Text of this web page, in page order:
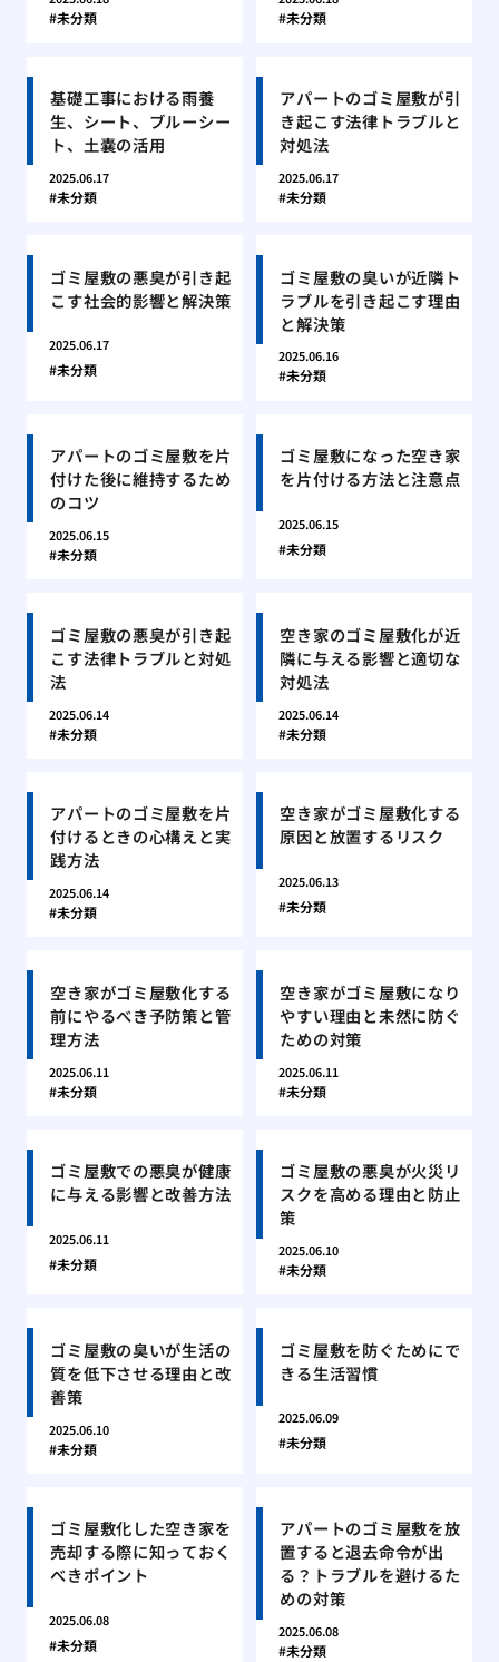
未分類 未分類
基礎工事における雨養
生、シート、ブルーシー
ト、土嚢の活用
2025.06.17
未分類
アパートのゴミ屋敷が引
き起こす法律トラブルと
対処法
2025.06.17
未分類
ゴミ屋敷の悪臭が引き起
こす社会的影響と解決策
2025.06.17
未分類
ゴミ屋敷の臭いが近隣ト
ラブルを引き起こす理由
と解決策
2025.06.16
未分類
アパートのゴミ屋敷を片
付けた後に維持するため
のコツ
2025.06.15
未分類
ゴミ屋敷になった空き家
を片付ける方法と注意点
2025.06.15
未分類
ゴミ屋敷の悪臭が引き起
こす法律トラブルと対処
法
2025.06.14
未分類
空き家のゴミ屋敷化が近
隣に与える影響と適切な
対処法
2025.06.14
未分類
アパートのゴミ屋敷を片
付けるときの心構えと実
践方法
2025.06.14
未分類
空き家がゴミ屋敷化する
原因と放置するリスク
2025.06.13
未分類
空き家がゴミ屋敷化する
前にやるべき予防策と管
理方法
2025.06.11
未分類
空き家がゴミ屋敷になり
やすい理由と未然に防ぐ
ための対策
2025.06.11
未分類
ゴミ屋敷での悪臭が健康
に与える影響と改善方法
2025.06.11
未分類
ゴミ屋敷の悪臭が火災リ
スクを高める理由と防止
策
2025.06.10
未分類
ゴミ屋敷の臭いが生活の
質を低下させる理由と改
善策
2025.06.10
未分類
ゴミ屋敷を防ぐためにで
きる生活習慣
2025.06.09
未分類
ゴミ屋敷化した空き家を
売却する際に知っておく
べきポイント
2025.06.08
未分類
アパートのゴミ屋敷を放
置すると退去命令が出
る？トラブルを避けるた
めの対策
2025.06.08
未分類